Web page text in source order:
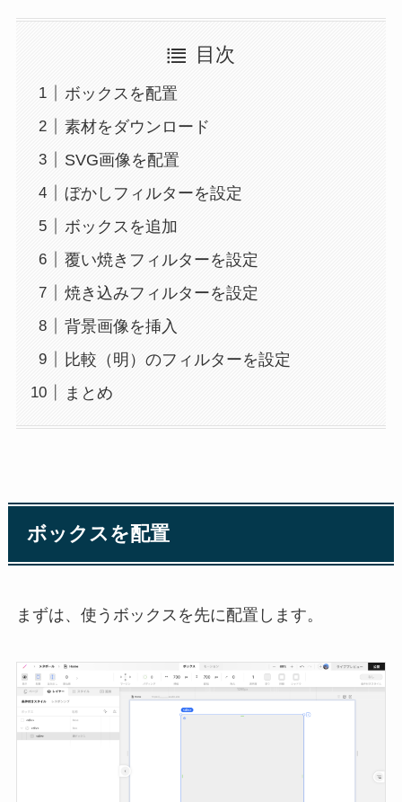
目次
ボックスを配置
素材をダウンロード
SVG画像を配置
ぼかしフィルターを設定
ボックスを追加
覆い焼きフィルターを設定
焼き込みフィルターを設定
背景画像を挿入
比較（明）のフィルターを設定
まとめ
ボックスを配置
まずは、使うボックスを先に配置します。